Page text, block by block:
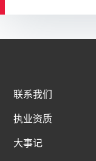
联系我们
执业资质
大事记